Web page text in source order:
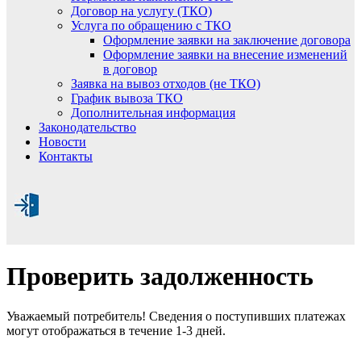
Договор на услугу (ТКО)
Услуга по обращению с ТКО
Оформление заявки на заключение договора
Оформление заявки на внесение изменений
в договор
Заявка на вывоз отходов (не ТКО)
График вывоза ТКО
Дополнительная информация
Законодательство
Новости
Контакты
Проверить задолженность
Уважаемый потребитель! Сведения о поступивших платежах
могут отображаться в течение 1-3 дней.